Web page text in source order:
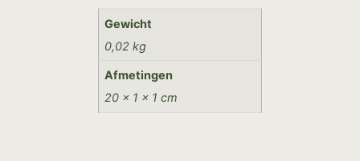
Gewicht
0,02 kg
Afmetingen
20 × 1 × 1 cm